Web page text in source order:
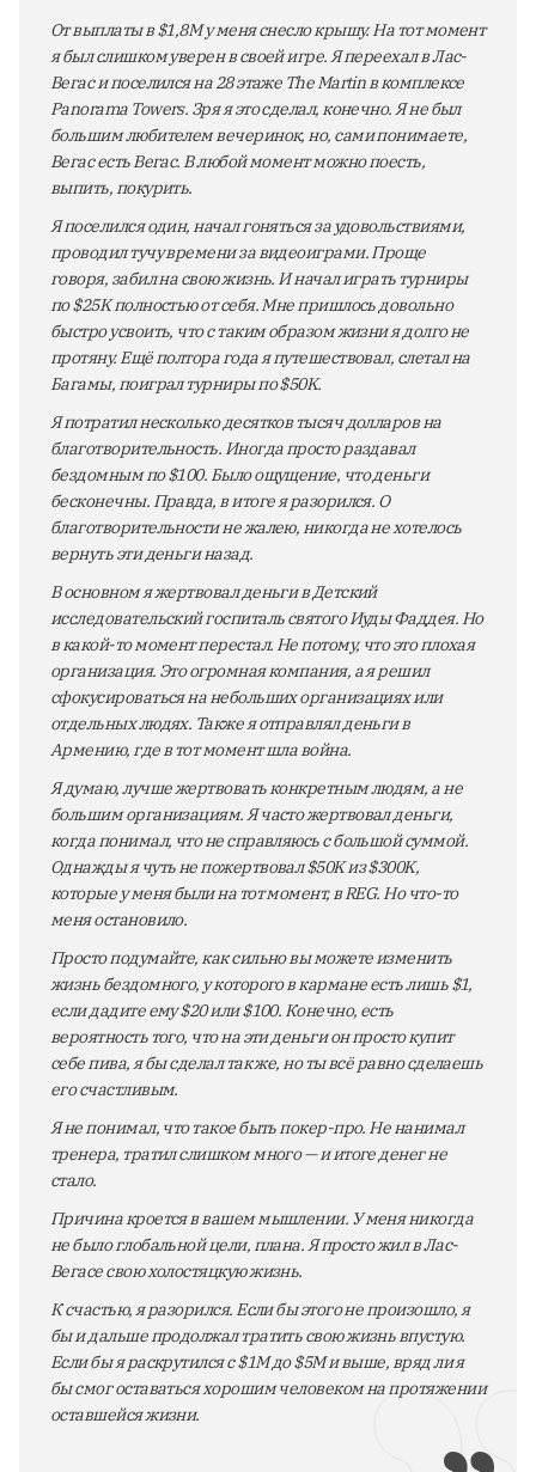
От выплаты в $1,8M у меня снесло крышу. На тот момент
я был слишком уверен в своей игре. Я переехал в Лас-
Вегас и поселился на 28 этаже The Martin в комплексе
Panorama Towers. Зря я это сделал, конечно. Я не был
большим любителем вечеринок, но, сами понимаете,
Вегас есть Вегас. В любой момент можно поесть,
выпить, покурить.
Я поселился один, начал гоняться за удовольствиями,
проводил тучу времени за видеоиграми. Проще
говоря, забил на свою жизнь. И начал играть турниры
по $25K полностью от себя. Мне пришлось довольно
быстро усвоить, что с таким образом жизни я долго не
протяну. Ещё полтора года я путешествовал, слетал на
Багамы, поиграл турниры по $50K.
Я потратил несколько десятков тысяч долларов на
благотворительность. Иногда просто раздавал
бездомным по $100. Было ощущение, что деньги
бесконечны. Правда, в итоге я разорился. О
благотворительности не жалею, никогда не хотелось
вернуть эти деньги назад.
В основном я жертвовал деньги в Детский
исследовательский госпиталь святого Иуды Фаддея. Но
в какой-то момент перестал. Не потому, что это плохая
организация. Это огромная компания, а я решил
сфокусироваться на небольших организациях или
отдельных людях. Также я отправлял деньги в
Армению, где в тот момент шла война.
Я думаю, лучше жертвовать конкретным людям, а не
большим организациям. Я часто жертвовал деньги,
когда понимал, что не справляюсь с большой суммой.
Однажды я чуть не пожертвовал $50K из $300K,
которые у меня были на тот момент, в REG. Но что-то
меня остановило.
Просто подумайте, как сильно вы можете изменить
жизнь бездомного, у которого в кармане есть лишь $1,
если дадите ему $20 или $100. Конечно, есть
вероятность того, что на эти деньги он просто купит
себе пива, я бы сделал так же, но ты всё равно сделаешь
его счастливым.
Я не понимал, что такое быть покер-про. Не нанимал
тренера, тратил слишком много — и итоге денег не
стало.
Причина кроется в вашем мышлении. У меня никогда
не было глобальной цели, плана. Я просто жил в Лас-
Вегасе свою холостяцкую жизнь.
К счастью, я разорился. Если бы этого не произошло, я
бы и дальше продолжал тратить свою жизнь впустую.
Если бы я раскрутился с $1M до $5M и выше, вряд ли я
бы смог оставаться хорошим человеком на протяжении
оставшейся жизни.